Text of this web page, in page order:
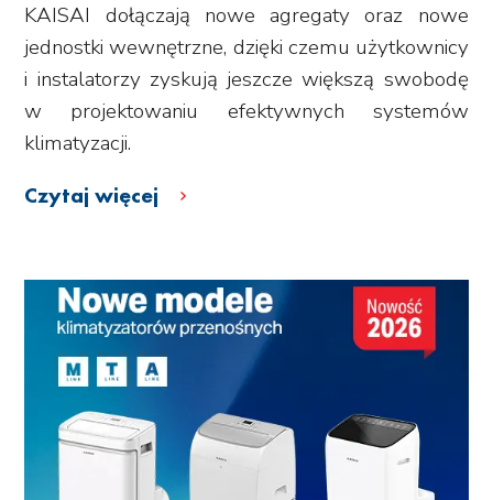
KAISAI dołączają nowe agregaty oraz nowe
jednostki wewnętrzne, dzięki czemu użytkownicy
i instalatorzy zyskują jeszcze większą swobodę
w projektowaniu efektywnych systemów
klimatyzacji.
Czytaj więcej